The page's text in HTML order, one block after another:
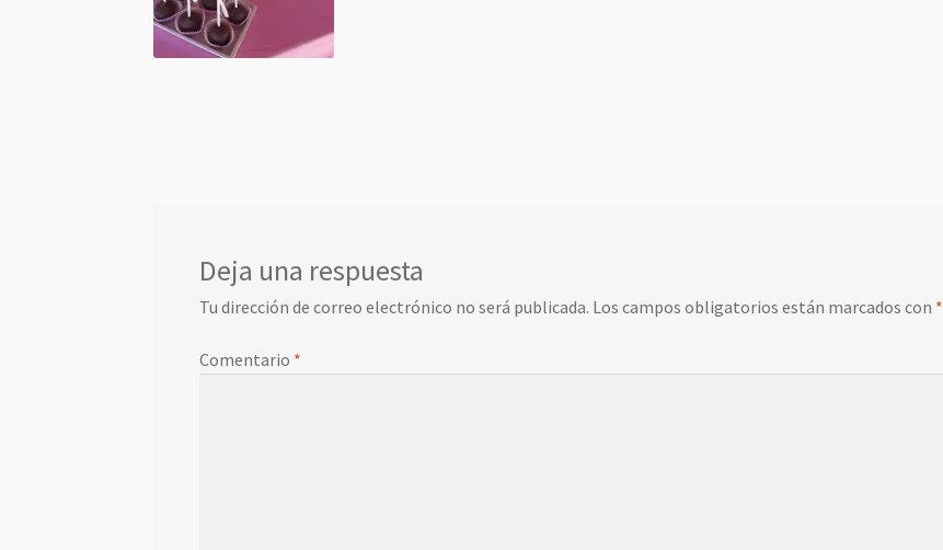
Deja una respuesta
Tu dirección de correo electrónico no será publicada. Los campos obligatorios están marcados con *
Comentario *